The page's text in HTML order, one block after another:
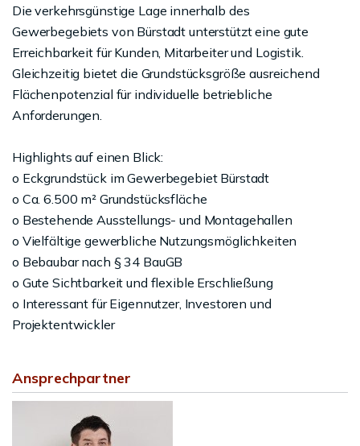
Die verkehrsgünstige Lage innerhalb des
Gewerbegebiets von Bürstadt unterstützt eine gute
Erreichbarkeit für Kunden, Mitarbeiter und Logistik.
Gleichzeitig bietet die Grundstücksgröße ausreichend
Flächenpotenzial für individuelle betriebliche
Anforderungen.
Highlights auf einen Blick:
o Eckgrundstück im Gewerbegebiet Bürstadt
o Ca. 6.500 m² Grundstücksfläche
o Bestehende Ausstellungs- und Montagehallen
o Vielfältige gewerbliche Nutzungsmöglichkeiten
o Bebaubar nach § 34 BauGB
o Gute Sichtbarkeit und flexible Erschließung
o Interessant für Eigennutzer, Investoren und
Projektentwickler
Ansprechpartner